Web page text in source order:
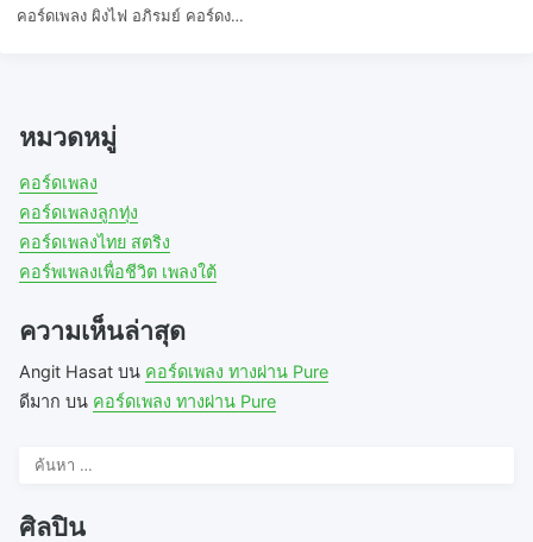
คอร์ดเพลง ผิงไฟ อภิรมย์ คอร์ดง…
หมวดหมู่
คอร์ดเพลง
คอร์ดเพลงลูกทุ่ง
คอร์ดเพลงไทย สตริง
คอร์พเพลงเพื่อชีวิต เพลงใต้
ความเห็นล่าสุด
Angit Hasat บน คอร์ดเพลง ทางผ่าน Pure
ดีมาก บน คอร์ดเพลง ทางผ่าน Pure
ค้นหา
ศิลปิน